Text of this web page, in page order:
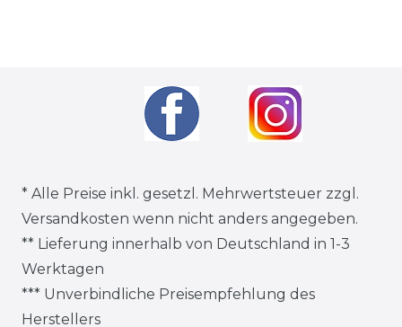
* Alle Preise inkl. gesetzl. Mehrwertsteuer zzgl.
Versandkosten wenn nicht anders angegeben.
** Lieferung innerhalb von Deutschland in 1-3
Werktagen
*** Unverbindliche Preisempfehlung des
Herstellers